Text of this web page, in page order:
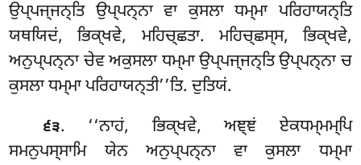
ਉਪ੍ਪਜ੍ਜਨ੍ਤਿ ਉਪ੍ਪਨ੍ਨਾ ਵਾ ਕੁਸਲਾ ਧਮ੍ਮਾ ਪਰਿਹਾਯਨ੍ਤਿ
ਯਥਯਿਦਂ, ਭਿਕ੍ਖਵੇ, ਮਹਿਚ੍ਛਤਾ. ਮਹਿਚ੍ਛਸ੍ਸ, ਭਿਕ੍ਖਵੇ,
ਅਨੁਪ੍ਪਨ੍ਨਾ ਚੇਵ ਅਕੁਸਲਾ ਧਮ੍ਮਾ ਉਪ੍ਪਜ੍ਜਨ੍ਤਿ ਉਪ੍ਪਨ੍ਨਾ ਚ
ਕੁਸਲਾ ਧਮ੍ਮਾ ਪਰਿਹਾਯਨ੍ਤੀ’’ਤਿ. ਦੁਤਿਯਂ.
੬੩. ‘‘ਨਾਹਂ, ਭਿਕ੍ਖਵੇ, ਅਞ੍ਞਂ ਏਕਧਮ੍ਮਮ੍ਪਿ
ਸਮਨੁਪਸ੍ਸਾਮਿ ਯੇਨ ਅਨੁਪ੍ਪਨ੍ਨਾ ਵਾ ਕੁਸਲਾ ਧਮ੍ਮਾ